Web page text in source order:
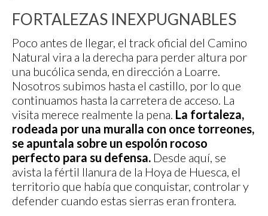
FORTALEZAS INEXPUGNABLES
Poco antes de llegar, el track oficial del Camino
Natural vira a la derecha para perder altura por
una bucólica senda, en dirección a Loarre.
Nosotros subimos hasta el castillo, por lo que
continuamos hasta la carretera de acceso. La
visita merece realmente la pena. La fortaleza,
rodeada por una muralla con once torreones,
se apuntala sobre un espolón rocoso
perfecto para su defensa. Desde aquí, se
avista la fértil llanura de la Hoya de Huesca, el
territorio que había que conquistar, controlar y
defender cuando estas sierras eran frontera.